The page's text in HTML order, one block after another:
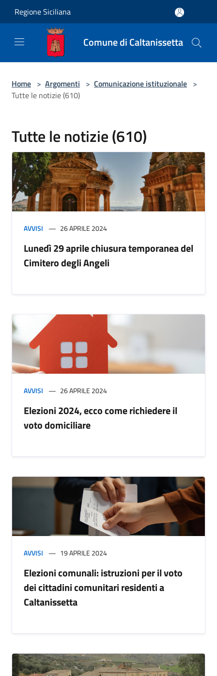
Regione Siciliana
Comune di Caltanissetta
Home > Argomenti > Comunicazione istituzionale >
Tutte le notizie (610)
Tutte le notizie (610)
AVVISI 26 APRILE 2024
Lunedì 29 aprile chiusura temporanea del
Cimitero degli Angeli
AVVISI 26 APRILE 2024
Elezioni 2024, ecco come richiedere il
voto domiciliare
AVVISI 19 APRILE 2024
Elezioni comunali: istruzioni per il voto
dei cittadini comunitari residenti a
Caltanissetta